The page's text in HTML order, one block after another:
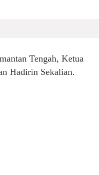
Tengah, Ketua
Hadirin Sekalian.